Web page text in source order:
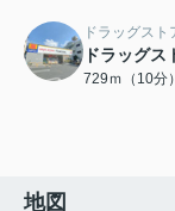
ドラッグスト
ドラッグ
729ｍ（10分）
地図